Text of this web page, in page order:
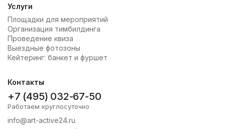
Услуги
Площадки для мероприятий
Организация тимбилдинга
Проведение квиза
Выездные фотозоны
Кейтеринг: банкет и фуршет
Контакты
+7 (495) 032-67-50
Работаем круглосуточно
info@art-active24.ru